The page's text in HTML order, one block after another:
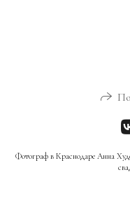
Фотограф в Краснодаре Анна